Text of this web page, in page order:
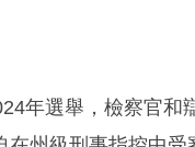
年選舉，檢察官